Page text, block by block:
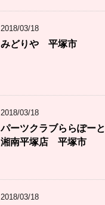
2018/03/18
みどりや 平塚市
2018/03/18
パーツクラブららぽーと
湘南平塚店 平塚市
2018/03/18